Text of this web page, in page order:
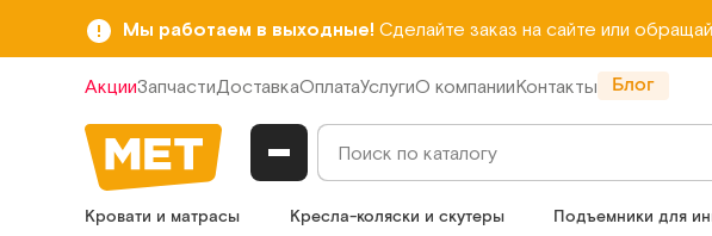
Мы работаем в выходные! Сделайте заказ на сайте или
АкцииЗапчастиДоставкаОплатаУслугиО компанииКонтакты Блог
Кровати и матрасы Кресла-коляски и скутеры Подъемники для